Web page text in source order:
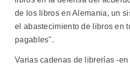
de los libros en Alemania, un
el abastecimiento de libros en
pagables".
Varias cadenas de librerías -